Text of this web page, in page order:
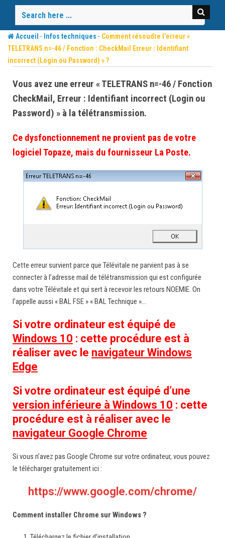
content
Accueil - Infos techniques - Comment résoudre l’erreur «
TELETRANS n=-46 / Fonction : CheckMail Erreur : Identifiant
incorrect (Login ou Password) » ?
Vous avez une erreur « TELETRANS n=-46 / Fonction
CheckMail, Erreur : Identifiant incorrect (Login ou
Password) » à la télétransmission.
Ce dysfonctionnement ne provient pas de votre
logiciel Topaze, mais du fournisseur La Poste.
Cette erreur survient parce que Télévitale ne parvient pas à se
connecter à l’adresse mail de télétransmission qui est configurée
dans votre Télévitale et qui sert à recevoir les retours NOEMIE. On
l’appelle aussi « BAL FSE » « BAL Technique »…
Si votre ordinateur est équipé de
Windows 10 : cette procédure est à
réaliser avec le navigateur Windows
Edge
Si votre ordinateur est équipé d’une
version inférieure à Windows 10 : cette
procédure est à réaliser avec le
navigateur Google Chrome
Si vous n’avez pas Google Chrome sur votre ordinateur, vous pouvez
le télécharger gratuitement ici :
https://www.google.com/chrome/
Comment installer Chrome sur Windows ?